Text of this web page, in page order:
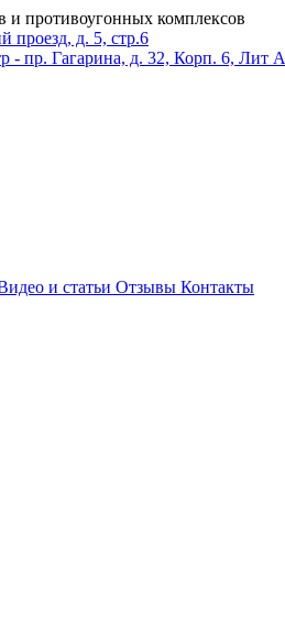
и противоугонных комплексов
д. 5, стр.6
- пр. Гагарина, д. 32, Корп. 6, Лит А
и статьи Отзывы Контакты